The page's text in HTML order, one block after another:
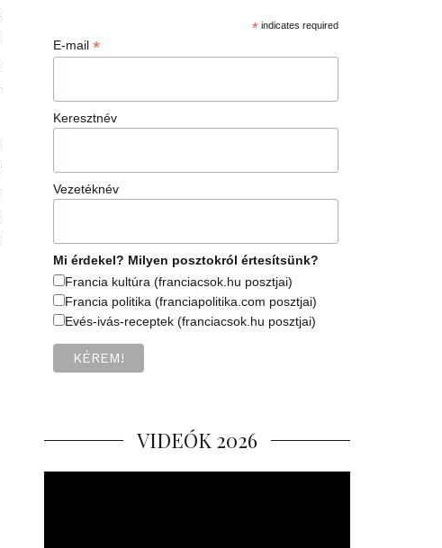
*indicates required
E-mail*
Keresztnév
Vezetéknév
Mi érdekel? Milyen posztokról értesítsünk?
Francia kultúra (franciacsok.hu posztjai)
Francia politika (franciapolitika.com posztjai)
Evés-ivás-receptek (franciacsok.hu posztjai)
VIDEÓK 2026